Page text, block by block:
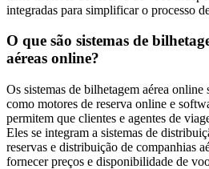
integradas para simplificar o processo
O que são sistemas de
aéreas online?
Os sistemas de bilhetagem aérea
como motores de reserva online e
permitem que clientes e agentes de
Eles se integram a sistemas de
reservas e distribuição de companhias
fornecer preços e disponibilidade de